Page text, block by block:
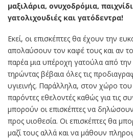
μαξιλάρια, ονυχοδρόμια,
γατολιχουδιές και γατόδεντρα!
Εκεί, οι επισκέπτες θα έχουν την
απολαύσουν τον καφέ τους και αν
παρέα μια υπέροχη γατούλα από
τηρώντας βέβαια όλες τις
υγιεινής. Παράλληλα, στον χώρο του
παρόντες εθελοντές καθώς για τις
μπορούν οι επισκέπτες να
προς υιοθεσία. Οι επισκέπτες θα
μαζί τους αλλά και να μάθουν